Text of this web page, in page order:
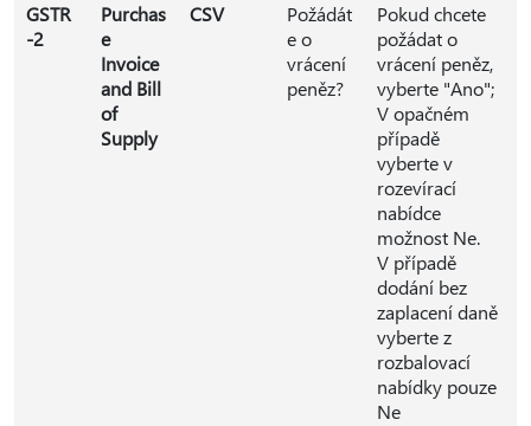
GSTR
-2
Purchas
e
Invoice
and Bill
of
Supply
CSV
Požádát
e o
vrácení
peněz?
Pokud chcete
požádat o
vrácení peněz,
vyberte "Ano";
V opačném
případě
vyberte v
rozevírací
nabídce
možnost Ne.
V případě
dodání bez
zaplacení daně
vyberte z
rozbalovací
nabídky pouze
Ne